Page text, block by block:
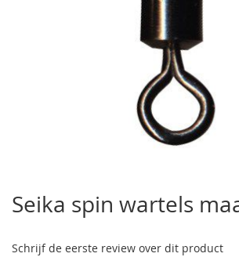
het
begin
de
Seika spin wartels
Schrijf de eerste review over dit product